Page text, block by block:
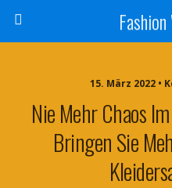
15. März 2022 •
Nie Mehr Chaos
Bringen Sie